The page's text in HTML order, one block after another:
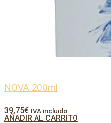
NOVA 200ml
39,75€ IVA incluido
AÑADIR AL CARRITO